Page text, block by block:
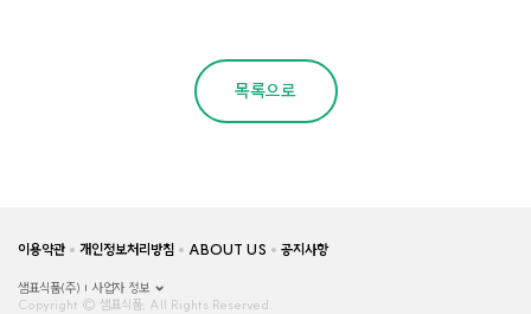
목록으로
이용약관 개인정보처리방침 ABOUT US 공지사항
샘표식품(주)
사업자 정보
Copyright © 샘표식품, All Rights Reserved.